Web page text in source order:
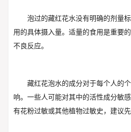
泡过的藏红花水没有明确的剂量
用的具体摄入量。适量的食用是重要
不良反应。
藏红花泡水的成分对于每个人的
响。一些人可能对其中的活性成分敏
有花粉过敏或其他植物过敏史，建议